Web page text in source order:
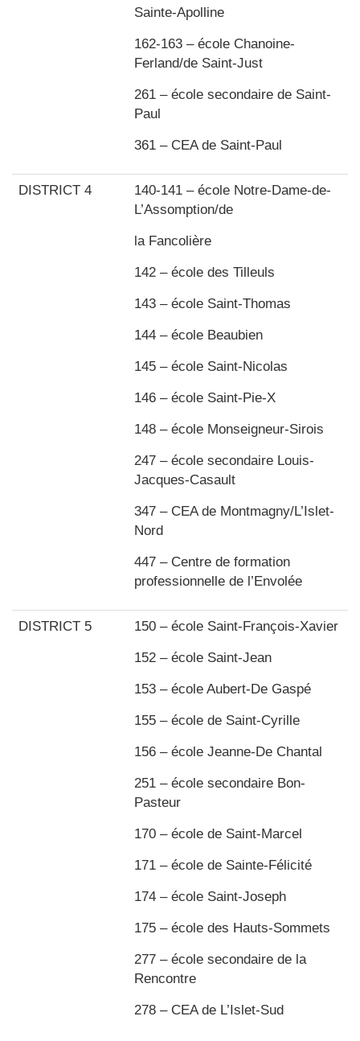
Sainte-Apolline
162-163 – école Chanoine-
Ferland/de Saint-Just
261 – école secondaire de Saint-
Paul
361 – CEA de Saint-Paul
DISTRICT 4
140-141 – école Notre-Dame-de-
L’Assomption/de
la Fancolière
142 – école des Tilleuls
143 – école Saint-Thomas
144 – école Beaubien
145 – école Saint-Nicolas
146 – école Saint-Pie-X
148 – école Monseigneur-Sirois
247 – école secondaire Louis-
Jacques-Casault
347 – CEA de Montmagny/L’Islet-
Nord
447 – Centre de formation
professionnelle de l’Envolée
DISTRICT 5 150 – école Saint-François-Xavier
152 – école Saint-Jean
153 – école Aubert-De Gaspé
155 – école de Saint-Cyrille
156 – école Jeanne-De Chantal
251 – école secondaire Bon-
Pasteur
170 – école de Saint-Marcel
171 – école de Sainte-Félicité
174 – école Saint-Joseph
175 – école des Hauts-Sommets
277 – école secondaire de la
Rencontre
278 – CEA de L’Islet-Sud